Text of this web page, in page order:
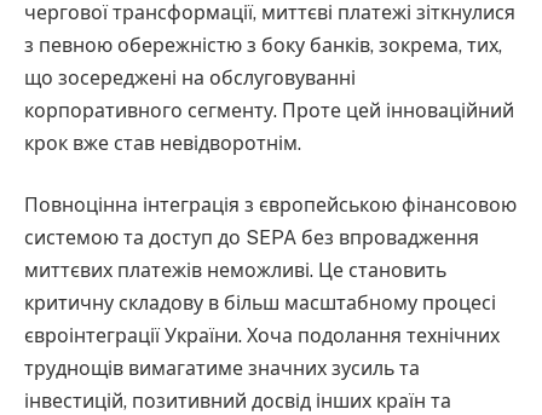
чергової трансформації, миттєві платежі зіткнулися
з певною обережністю з боку банків, зокрема, тих,
що зосереджені на обслуговуванні
корпоративного сегменту. Проте цей інноваційний
крок вже став невідворотнім.
Повноцінна інтеграція з європейською фінансовою
системою та доступ до SEPA без впровадження
миттєвих платежів неможливі. Це становить
критичну складову в більш масштабному процесі
євроінтеграції України. Хоча подолання технічних
труднощів вимагатиме значних зусиль та
інвестицій, позитивний досвід інших країн та